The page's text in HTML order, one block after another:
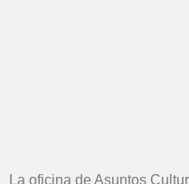
La oficina de Asuntos